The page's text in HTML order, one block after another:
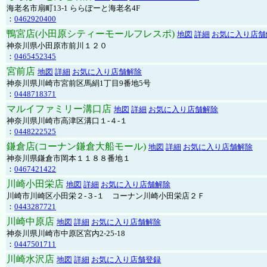
海老名市扇町13-1 ららぽーと海老名4F
： 0462920400
鴨宮店(小田原シティーモールフレスポ) 地図 詳細 お気に入り店
神奈川県小田原市前川１２０
： 0465452345
宮前店 地図 詳細 お気に入り店舗解除
神奈川県川崎市宮前区馬絹1丁目9番地5号
： 0448718371
マルイファミリー溝口店 地図 詳細 お気に入り店舗解除
神奈川県川崎市高津区溝口１-４-１
： 0448222525
鎌倉店(コーナン鎌倉大船モール) 地図 詳細 お気に入り店舗解除
神奈川県鎌倉市岡本１１８８番地１
： 0467421422
川崎小田栄店 地図 詳細 お気に入り店舗解除
川崎市川崎区小田栄２‐３‐１ コーナン川崎小田栄店２Ｆ
： 0443287721
川崎中原店 地図 詳細 お気に入り店舗解除
神奈川県川崎市中原区宮内2-25-18
： 0447501711
川崎水沢店 地図 詳細 お気に入り店舗登録